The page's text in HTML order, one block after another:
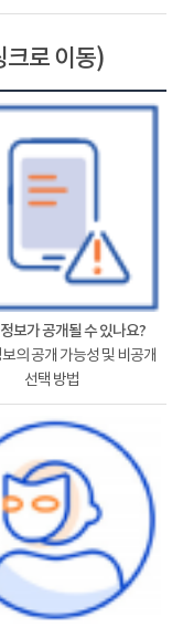
크로 이동)
보가 공개될 수 있나요?
보의 공개 가능성 및 비공개
선택 방법